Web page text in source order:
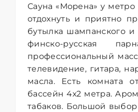
Сауна «Морена» у
отдохнуть и приятно
бутылка шампанского
финско-русская
профессиональный
телевидение, гитара,
масла. Есть комната
бассейн 4х2 метра.
табаков. Большой